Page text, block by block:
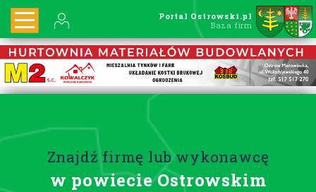
Portal Ostrowski.pl
Baza firm
Znajdź firmę lub wykonawcę
w powiecie Ostrowskim